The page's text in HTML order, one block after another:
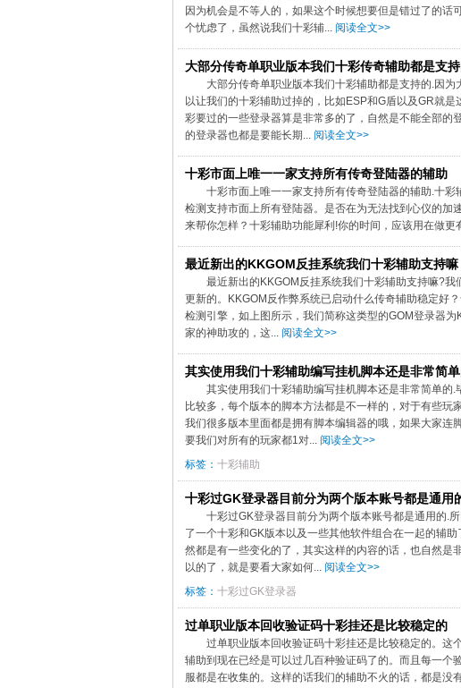
因为机会是不等人的，如果这个时候想要但是错过了的
个忧虑了，虽然说我们十彩辅... 阅读全文>>
大部分传奇单职业版本我们十彩传奇辅助都是支
大部分传奇单职业版本我们十彩辅助都是支持的.因为
以让我们的十彩辅助过掉的，比如ESP和G盾以及GR就
彩要过的一些登录器算是非常多的了，自然是不能全部的
的登录器也都是要能长期... 阅读全文>>
十彩市面上唯一一家支持所有传奇登陆器的辅助
十彩市面上唯一一家支持所有传奇登陆器的辅助.十彩
检测支持市面上所有登陆器。是否在为无法找到心仪的
来帮你怎样？十彩辅助功能犀利!你的时间，应该用在做更
最近新出的KKGOM反挂系统我们十彩辅助支持嘛
最近新出的KKGOM反挂系统我们十彩辅助支持嘛?我
更新的。KKGOM反作弊系统已启动什么传奇辅助稳定好
检测引擎，如上图所示，我们简称这类型的GOM登录器
家的神助攻的，这... 阅读全文>>
其实使用我们十彩辅助编写挂机脚本还是非常简
其实使用我们十彩辅助编写挂机脚本还是非常简单的.
比较多，每个版本的脚本方法都是不一样的，对于有些
我们很多版本里面都是拥有脚本编辑器的哦，如果大家连
要我们对所有的玩家都1对... 阅读全文>>
标签： 十彩辅助
十彩过GK登录器目前分为两个版本账号都是通用
十彩过GK登录器目前分为两个版本账号都是通用的.
了一个十彩和GK版本以及一些其他软件组合在一起的辅
然都是有一些变化的了，其实这样的内容的话，也自然
以的了，就是要看大家如何... 阅读全文>>
标签： 十彩过GK登录器
过单职业版本回收验证码十彩挂还是比较稳定的
过单职业版本回收验证码十彩挂还是比较稳定的。这
辅助到现在已经是可以过几百种验证码了的。而且每一
服都是在收集的。这样的话我们的辅助不火的话，都是